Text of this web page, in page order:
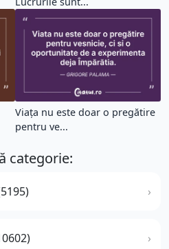
Viața nu este doar o pregătire
pentru ve...
categorie: